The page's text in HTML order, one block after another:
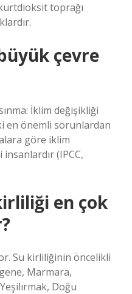
toprağı
çevre
İklim değişikliği
en önemli sorunlardan
göre iklim
(IPCC,
en çok
Su kirliliğinin öncelikli
Marmara,
Doğu